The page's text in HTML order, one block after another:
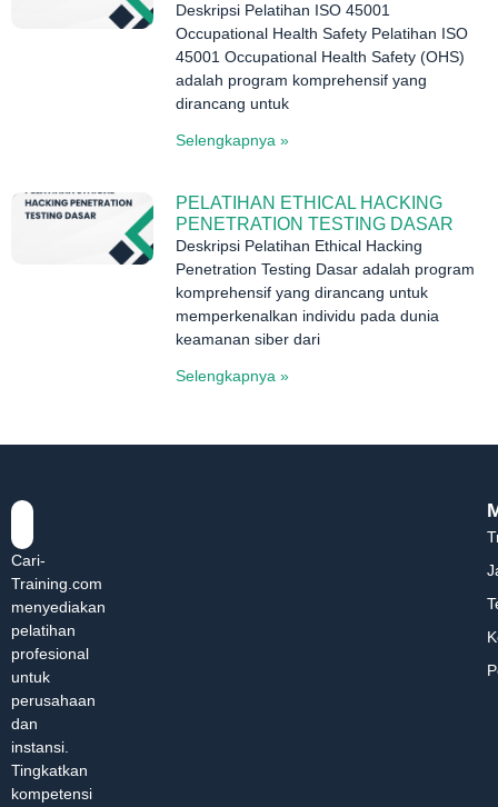
Deskripsi Pelatihan ISO 45001
Occupational Health Safety Pelatihan ISO
45001 Occupational Health Safety (OHS)
adalah program komprehensif yang
dirancang untuk
Selengkapnya »
PELATIHAN ETHICAL HACKING
PENETRATION TESTING DASAR
Deskripsi Pelatihan Ethical Hacking
Penetration Testing Dasar adalah program
komprehensif yang dirancang untuk
memperkenalkan individu pada dunia
keamanan siber dari
Selengkapnya »
Cari-
Training.com
menyediakan
pelatihan
profesional
untuk
perusahaan
dan
instansi.
Tingkatkan
kompetensi